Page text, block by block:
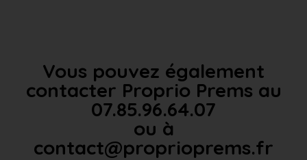
Vous pouvez également
contacter Proprio Prems au
07.85.96.64.07
ou à
contact@proprioprems.fr